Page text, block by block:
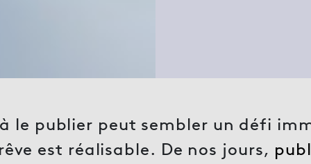
le publier peut sembler un défi
est réalisable. De nos jours,